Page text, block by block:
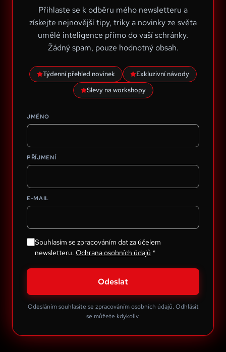
Přihlaste se k odběru mého newsletteru a
získejte nejnovější tipy, triky a novinky ze světa
umělé inteligence přímo do vaší schránky.
Žádný spam, pouze hodnotný obsah.
Týdenní přehled novinek
Exkluzivní návody
Slevy na workshopy
JMÉNO
PŘÍJMENÍ
E-MAIL
Souhlasím se zpracováním dat za účelem
newsletteru. Ochrana osobních údajů *
Odeslat
Odesláním souhlasíte se zpracováním osobních údajů. Odhlásit
se můžete kdykoliv.